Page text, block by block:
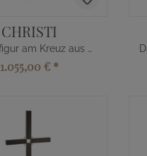
CHRISTI
Christusfigur am Kreuz aus Metall
1.055,00 € *